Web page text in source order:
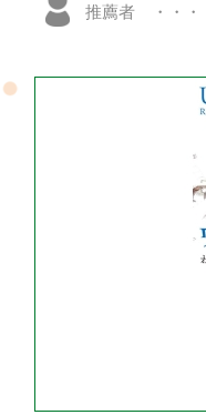
推薦者